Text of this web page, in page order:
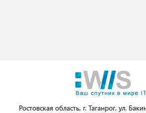
Ростовская область, г. Таганрог, ул.